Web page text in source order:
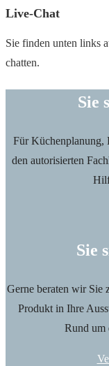
Live-Chat
Sie finden unten links
chatten.
Sie
Für Küchenplanung,
den autorisierten
Sie
Gerne beraten wir Sie
Produkt in Ihre
Rund um